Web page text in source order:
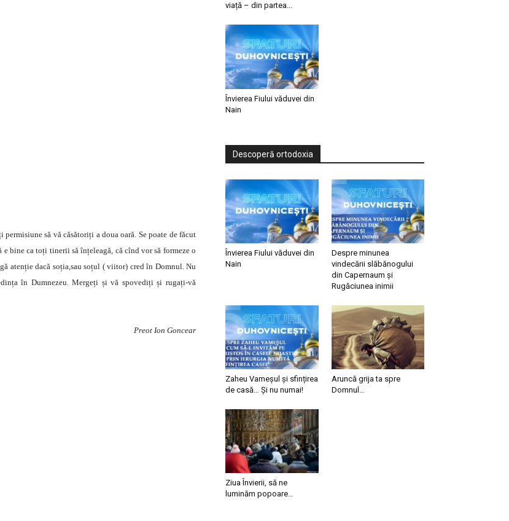
să vă căsătoriți a doua oară. Se poate de făcut
bine ca toți tinerii să înțeleagă, că cînd vor să formeze o
atenție dacă soția,sau soțul ( viitor) cred în Domnul. Nu
în Dumnezeu. Mergeți și vă spovediți și rugați-vă
Preot Ion Goncear
viață – din partea...
Învierea Fiului văduvei din
Nain
Descoperă ortodoxia
Învierea Fiului văduvei din
Nain
Despre minunea
vindecării slăbănogului
din Capernaum și
Rugăciunea inimii
Zaheu Vameșul și sfințirea
de casă… Și nu numai!
Aruncă grija ta spre
Domnul…
Ziua Învierii, să ne
luminăm popoare…